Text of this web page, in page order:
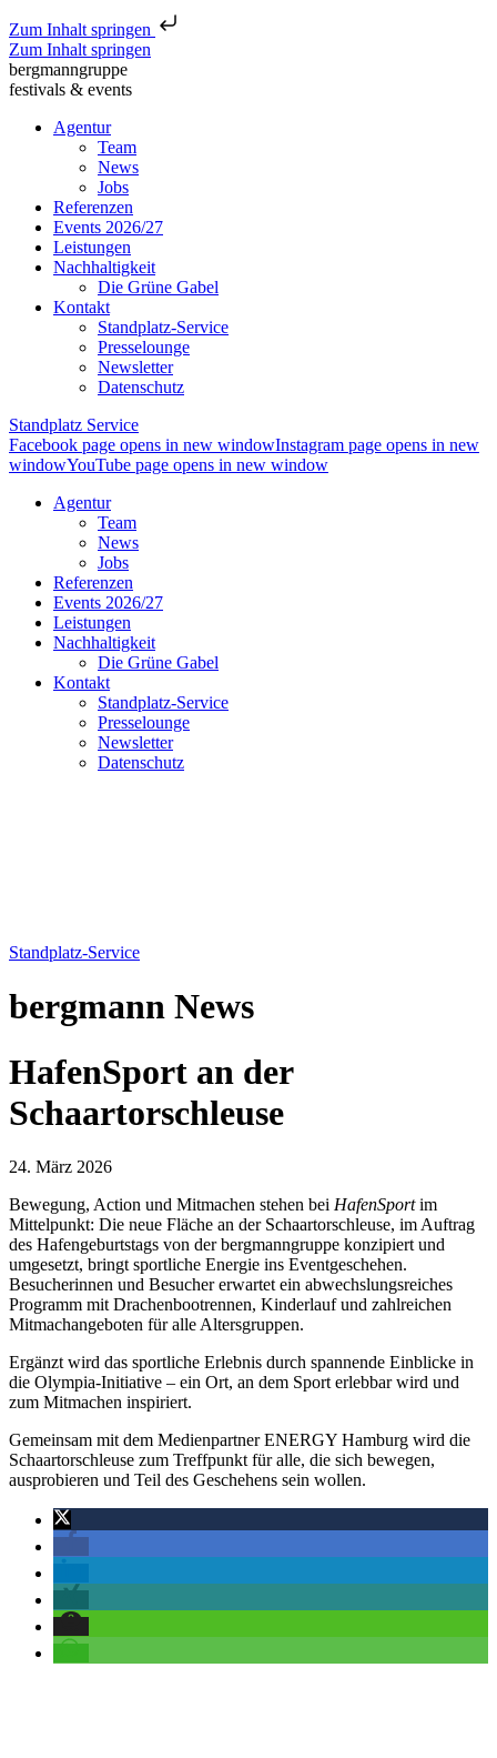
Zum Inhalt springen
Zum Inhalt springen
bergmanngruppe
festivals & events
Agentur
Team
News
Jobs
Referenzen
Events 2026/27
Leistungen
Nachhaltigkeit
Die Grüne Gabel
Kontakt
Standplatz-Service
Presselounge
Newsletter
Datenschutz
Standplatz Service
Facebook page opens in new windowInstagram page opens in new
windowYouTube page opens in new window
Agentur
Team
News
Jobs
Referenzen
Events 2026/27
Leistungen
Nachhaltigkeit
Die Grüne Gabel
Kontakt
Standplatz-Service
Presselounge
Newsletter
Datenschutz
Standplatz-Service
bergmann News
HafenSport an der
Schaartorschleuse
24. März 2026
Bewegung, Action und Mitmachen stehen bei HafenSportim
Mittelpunkt: Die neue Fläche an der Schaartorschleuse, im Auftrag
des Hafengeburtstags von der bergmanngruppe konzipiert und
umgesetzt, bringt sportliche Energie ins Eventgeschehen.
Besucherinnen und Besucher erwartet ein abwechslungsreiches
Programm mit Drachenbootrennen, Kinderlauf und zahlreichen
Mitmachangeboten für alle Altersgruppen.
Ergänzt wird das sportliche Erlebnis durch spannende Einblicke in
die Olympia-Initiative – ein Ort, an dem Sport erlebbar wird und
zum Mitmachen inspiriert.
Gemeinsam mit dem Medienpartner ENERGY Hamburg wird die
Schaartorschleuse zum Treffpunkt für alle, die sich bewegen,
ausprobieren und Teil des Geschehens sein wollen.